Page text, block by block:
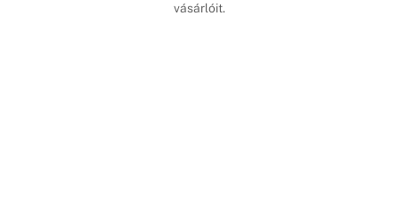
vásárlóit.